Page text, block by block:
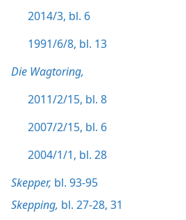
2014/3, bl. 6
1991/6/8, bl. 13
Die Wagtoring,
2011/2/15, bl. 8
2007/2/15, bl. 6
2004/1/1, bl. 28
Skepper, bl. 93-95
Skepping, bl. 27-28, 31